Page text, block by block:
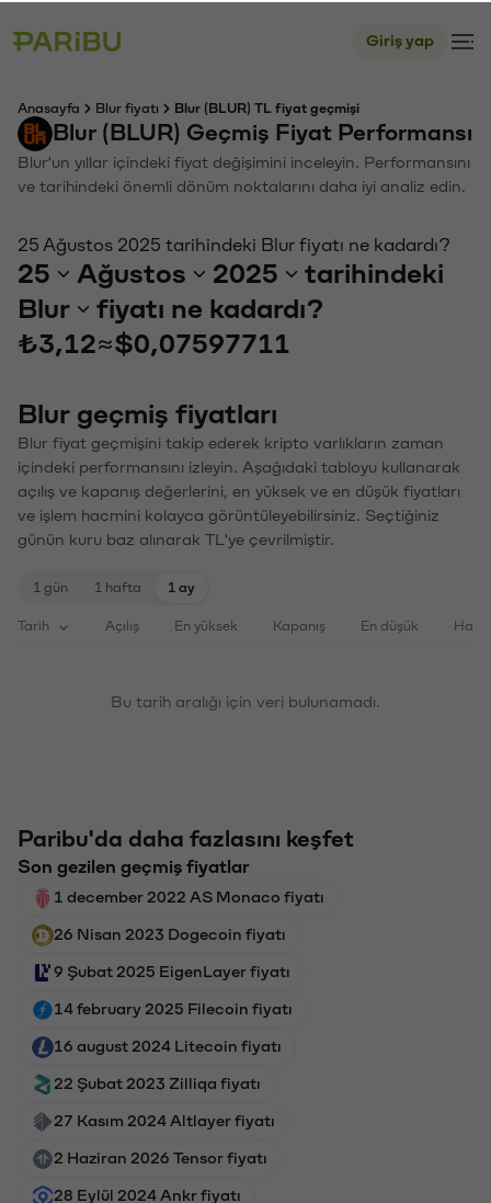
Giriş yap
Anasayfa Blur fiyatı Blur (BLUR) TL fiyat geçmişi
Blur (BLUR) Geçmiş Fiyat Performansı
Blur'un yıllar içindeki fiyat değişimini inceleyin. Performansını
ve tarihindeki önemli dönüm noktalarını daha iyi analiz edin.
25 Ağustos 2025 tarihindeki Blur fiyatı ne kadardı?
25 Ağustos 2025
tarihindeki
Blur
fiyatı ne kadardı?
₺3,12≈$0,07597711
Blur geçmiş fiyatları
Blur fiyat geçmişini takip ederek kripto varlıkların zaman
içindeki performansını izleyin. Aşağıdaki tabloyu kullanarak
açılış ve kapanış değerlerini, en yüksek ve en düşük fiyatları
ve işlem hacmini kolayca görüntüleyebilirsiniz. Seçtiğiniz
günün kuru baz alınarak TL'ye çevrilmiştir.
1 gün 1 hafta 1 ay
Tarih Açılış En yüksek Kapanış En düşük
Bu tarih aralığı için veri bulunamadı.
Paribu'da daha fazlasını keşfet
Son gezilen geçmiş fiyatlar
1 december 2022 AS Monaco fiyatı
26 Nisan 2023 Dogecoin fiyatı
9 Şubat 2025 EigenLayer fiyatı
14 february 2025 Filecoin fiyatı
16 august 2024 Litecoin fiyatı
22 Şubat 2023 Zilliqa fiyatı
27 Kasım 2024 Altlayer fiyatı
2 Haziran 2026 Tensor fiyatı
28 Eylül 2024 Ankr fiyatı